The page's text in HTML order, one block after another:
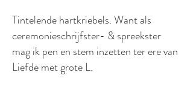
Tintelende hartkriebels. Want als
ceremonieschrijfster- & spreekster
mag ik pen en stem inzetten ter ere van
Liefde met grote L.